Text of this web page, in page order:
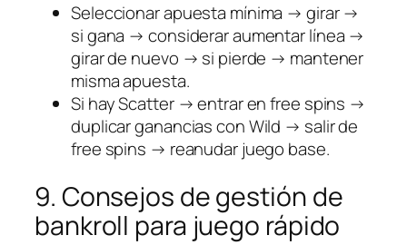
Seleccionar apuesta mínima → girar →
si gana → considerar aumentar línea →
girar de nuevo → si pierde → mantener
misma apuesta.
Si hay Scatter → entrar en free spins →
duplicar ganancias con Wild → salir de
free spins → reanudar juego base.
9. Consejos de gestión de
bankroll para juego rápido